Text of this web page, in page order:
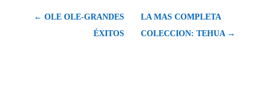
← OLE OLE-GRANDES
ÉXITOS
LA MAS COMPLETA
COLECCION: TEHUA →